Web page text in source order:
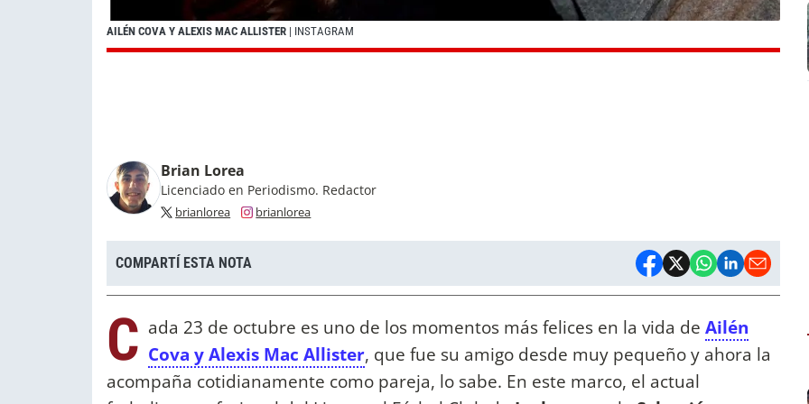
AILÉN COVA Y ALEXIS MAC ALLISTER | INSTAGRAM
Brian Lorea
Licenciado en Periodismo. Redactor
brianlorea brianlorea
COMPARTÍ ESTA NOTA
C ada 23 de octubre es uno de los momentos más felices en la vida de Ailén
Cova y Alexis Mac Allister, que fue su amigo desde muy pequeño y ahora la
acompaña cotidianamente como pareja, lo sabe. En este marco, el actual